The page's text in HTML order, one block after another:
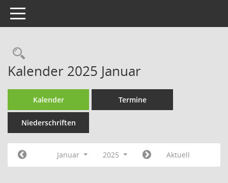
Toggle navigation
Rechercheauswahl
Kalender 2025 Januar
Kalender Termine
Niederschriften
Januar 2025 Aktuell